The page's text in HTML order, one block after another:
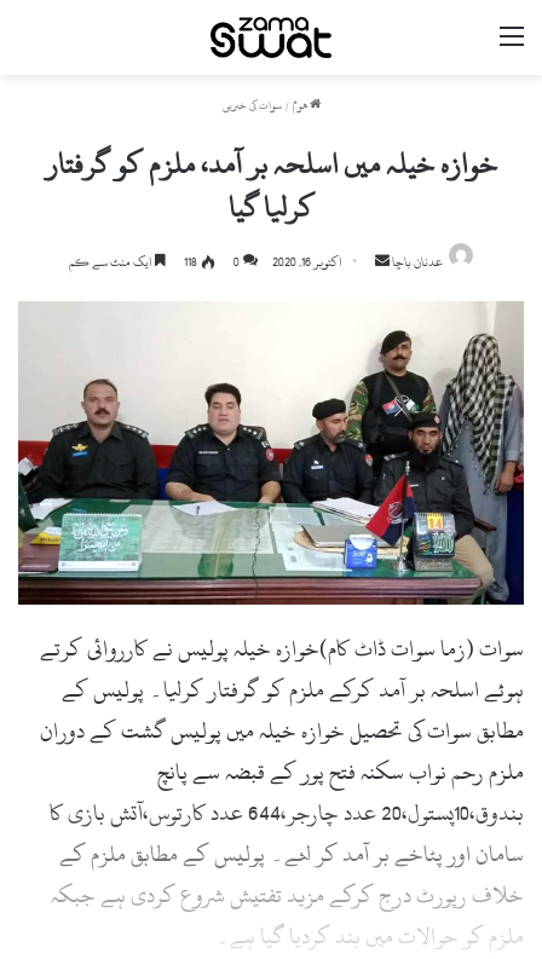
مینو
ھوم / سوات کی خبریں
خوازہ خیلہ میں اسلحہ بر آمد، ملزم کو گرفتار
کرلیا گیا
عدنان باچا
Send اکتوبر 16, 2020 0
118 ایک منٹ سے کم
سوات (زما سوات ڈاٹ کام)خوازہ خیلہ پولیس نے کارروائی کرتے
ہوئے اسلحہ بر آمد کرکے ملزم کو گرفتار کرلیا۔ پولیس کے
مطابق سوات کی تحصیل خوازہ خیلہ میں پولیس گشت کے دوران
ملزم رحم نواب سکنہ فتح پور کے قبضہ سے پانچ
بندوق،10پستول،20 عدد چارجر،644 عدد کارتوس،آتش بازی کا
سامان اور پٹاخے بر آمد کر لئے۔ پولیس کے مطابق ملزم کے
خلاف رپورٹ درج کرکے مزید تفتیش شروع کردی ہے جبکہ
ملزم کو حوالات میں بند کردیا گیا ہے۔